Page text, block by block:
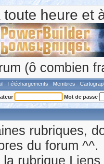
toute heure et
(ô combien
Téléchargements Membres
Mot de passe
rubriques,
du forum ^^.
la rubrique